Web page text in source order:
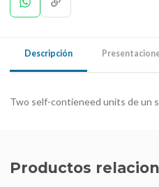
Descripción
Two self-contieneed units de un
Productos